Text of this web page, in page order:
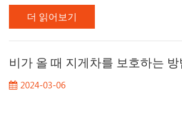
게차가 성장을 가속화하도록 이끌었습니다.
지게차의 발전에서 4 가지 주요 트렌드를 소
직렬화 및 대규모 직렬화는 개발에서 중요
지게차 , . 잘 알려진 대규모 외국 기업들은
양의 지게차를 형성했습니다. 동시에, 지게
더 읽어보기
2024-03-06